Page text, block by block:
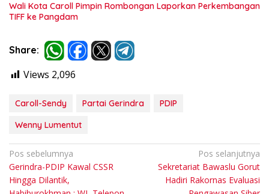
Wali Kota Caroll Pimpin Rombongan Laporkan Perkembangan
TIFF ke Pangdam
Share:
Views 2,096
Caroll-Sendy Partai Gerindra
PDIP
Wenny Lumentut
Navigasi
pos
Pos sebelumnya
Gerindra-PDIP Kawal CSSR
Hingga Dilantik,
Pos selanjutnya
Sekretariat Bawaslu Gorut
Hadiri Rakornas Evaluasi